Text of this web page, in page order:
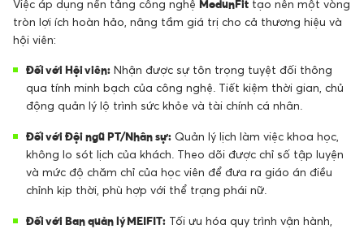
Việc áp dụng nền tảng công nghệ ModunFit tạo nên một vòng
tròn lợi ích hoàn hảo, nâng tầm giá trị cho cả thương hiệu và
hội viên:
Đối với Hội viên: Nhận được sự tôn trọng tuyệt đối thông
qua tính minh bạch của công nghệ. Tiết kiệm thời gian, chủ
động quản lý lộ trình sức khỏe và tài chính cá nhân.
Đối với Đội ngũ PT/Nhân sự: Quản lý lịch làm việc khoa học,
không lo sót lịch của khách. Theo dõi được chỉ số tập luyện
và mức độ chăm chỉ của học viên để đưa ra giáo án điều
chỉnh kịp thời, phù hợp với thể trạng phái nữ.
Đối với Ban quản lý MEIFIT: Tối ưu hóa quy trình vận hành,